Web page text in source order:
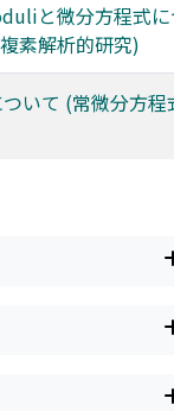
と微分方程式
素解析的研究)
いて (常微分方程